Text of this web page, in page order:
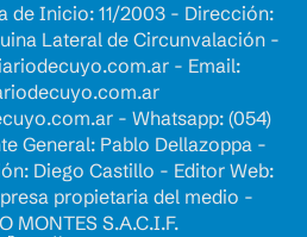
de Inicio: 11/2003 - Dirección:
Lateral de Circunvalación -
- Email:
- Whatsapp: (054)
General: Pablo Dellazoppa -
Diego Castillo - Editor Web:
propietaria del medio -
MONTES S.A.C.I.F.